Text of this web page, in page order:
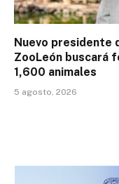
Nuevo presidente
ZooLeón buscará
1,600 animales
5 agosto, 2026